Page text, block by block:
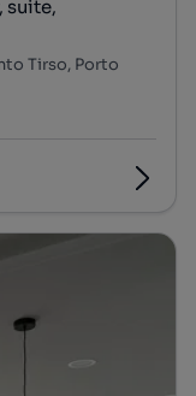
suite,
Tirso, Porto